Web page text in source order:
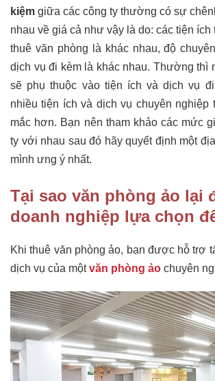
kiệm giữa các công ty thường có sự
nhau về giá cả như vậy là do: các tiện ích
thuê văn phòng là khác nhau, độ
dịch vụ đi kèm là khác nhau. Thường thì
sẽ phụ thuộc vào tiện ích và dịch vụ
nhiều tiện ích và dịch vụ chuyên nghiệp
mắc hơn. Bạn nên tham khảo các mức
ty với nhau sau đó hãy quyết định một
mình ưng ý nhất.
Tại sao văn phòng ảo lại
doanh nghiệp lựa chọn
Khi thuê văn phòng ảo, bạn được hỗ trợ
dịch vụ của mộtvăn phòng ảo chuyên